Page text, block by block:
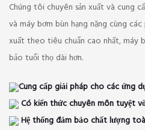
Chúng tôi chuyên sản xuất và cung
và máy bơm bùn hạng nặng cùng
xuất theo tiêu chuẩn cao nhất, máy
bảo tuổi thọ dài hơn.
Cung cấp giải pháp cho các ứng
Có kiến ​​thức chuyên môn tuyệt
Hệ thống đảm bảo chất lượng